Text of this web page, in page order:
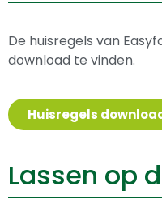
De huisregels van
download te vinden.
Huisregels
Lassen op